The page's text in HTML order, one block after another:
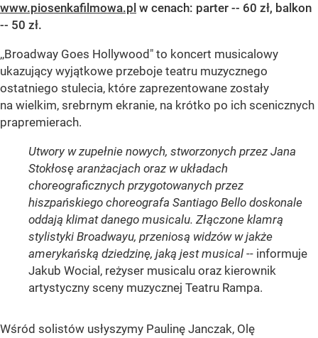
www.piosenkafilmowa.pl w cenach: parter -- 60 zł, balkon
-- 50 zł.
,,Broadway Goes Hollywood" to koncert musicalowy
ukazujący wyjątkowe przeboje teatru muzycznego
ostatniego stulecia, które zaprezentowane zostały
na wielkim, srebrnym ekranie, na krótko po ich scenicznych
prapremierach.
Utwory w zupełnie nowych, stworzonych przez Jana
Stokłosę aranżacjach oraz w układach
choreograficznych przygotowanych przez
hiszpańskiego choreografa Santiago Bello doskonale
oddają klimat danego musicalu. Złączone klamrą
stylistyki Broadwayu, przeniosą widzów w jakże
amerykańską dziedzinę, jaką jest musical -- informuje
Jakub Wocial, reżyser musicalu oraz kierownik
artystyczny sceny muzycznej Teatru Rampa.
Wśród solistów usłyszymy Paulinę Janczak, Olę